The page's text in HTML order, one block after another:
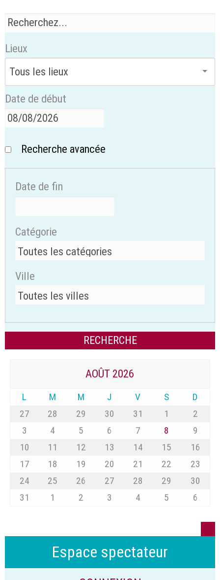
Lieux
Date de début
Recherche avancée
Date de fin
Catégorie
Ville
AOÛT 2026
L M M J V S
D
27
28 29 30 31 1
2
3
4 5 6 7 8
9
10
11 12 13 14 15
16
17
18 19 20 21 22
23
24
25 26 27 28 29
30
31
1 2 3 4 5 6
Espace spectateur